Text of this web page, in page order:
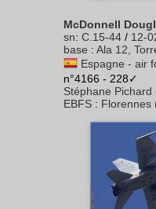
McDonnell
sn: C.15-44 / 12-
base : Ala 12,
Espagne - air
n°4166 - 228✓
Stéphane Pichard
EBFS : Florennes